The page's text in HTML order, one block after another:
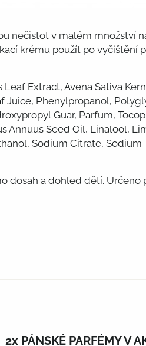
nečistot v malém množství
krému použít po vyčištění
Extract, Avena Sativa
Juice, Phenylpropanol,
Guar, Parfum,
Annuus Seed Oil, Linalool,
Sodium Citrate, Sodium
dosah a dohled dětí. Určeno
2x PÁNSKÉ PARFÉMY V